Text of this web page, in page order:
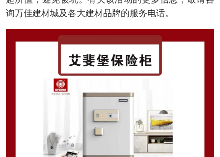
询万佳建材城及各大建材品牌的服务电话。